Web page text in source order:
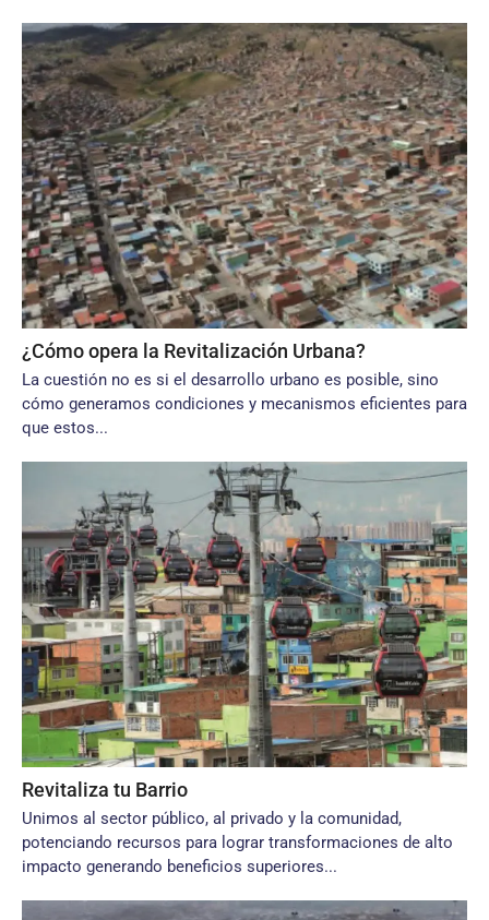
¿Cómo opera la Revitalización Urbana?
La cuestión no es si el desarrollo urbano es posible, sino
cómo generamos condiciones y mecanismos eficientes para
que estos...
Revitaliza tu Barrio
Unimos al sector público, al privado y la comunidad,
potenciando recursos para lograr transformaciones de alto
impacto generando beneficios superiores...